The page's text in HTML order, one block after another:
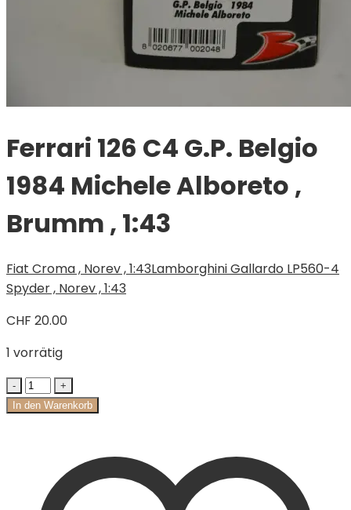
Ferrari 126 C4 G.P. Belgio
1984 Michele Alboreto ,
Brumm , 1:43
Fiat Croma , Norev , 1:43Lamborghini Gallardo LP560-4
Spyder , Norev , 1:43
CHF 20.00
1 vorrätig
In den Warenkorb